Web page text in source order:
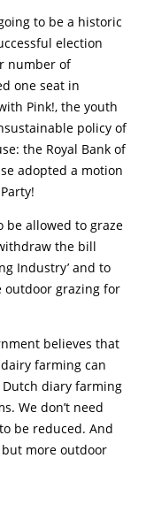
to be a historic
election
number of
one seat in
Pink!, the youth
policy of
the Royal Bank of
adopted a motion
be allowed to graze
the bill
Industry’ and to
outdoor grazing for
believes that
farming can
diary farming
We don’t need
be reduced. And
more outdoor